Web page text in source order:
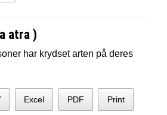
atra )
har krydset arten på deres
Excel PDF Print